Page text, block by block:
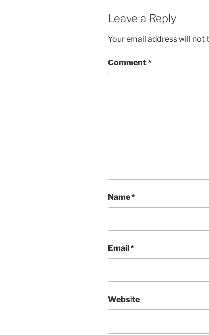
Leave a Reply
Your email address will not
Comment*
Name*
Email*
Website